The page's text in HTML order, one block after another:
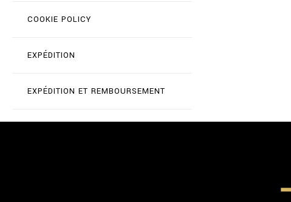
COOKIE POLICY
EXPÉDITION
EXPÉDITION ET REMBOURSEMENT